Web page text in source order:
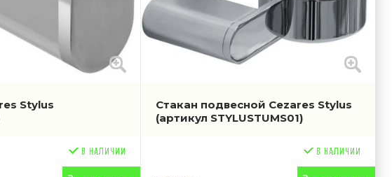
Stylus
Стакан подвесной Cezares Stylus
(артикул STYLUSTUMS01)